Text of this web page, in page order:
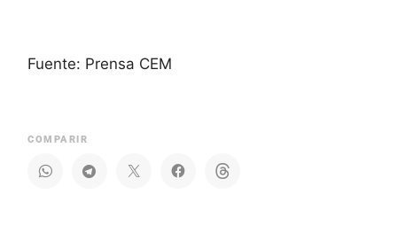
Fuente: Prensa CEM
COMPARIR